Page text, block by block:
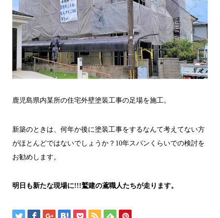
鹿児島県内某所の住宅外壁塗装工事の足場を施工。
新築のときは、何年か後に塗装工事をするなんて考えてない方
がほとんどではないでしょうか？10年スパンくらいでの検討を
お勧めします。
明日も新たな現場に!!!鷲建の鳶職人たちが走ります。